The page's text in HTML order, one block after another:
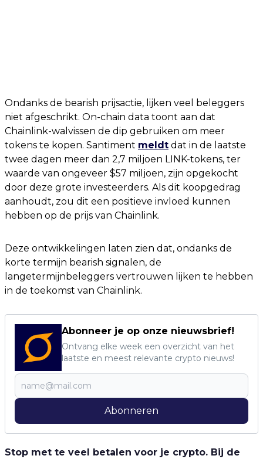
Ondanks de bearish prijsactie, lijken veel beleggers
niet afgeschrikt. On-chain data toont aan dat
Chainlink-walvissen de dip gebruiken om meer
tokens te kopen. Santiment meldt dat in de laatste
twee dagen meer dan 2,7 miljoen LINK-tokens, ter
waarde van ongeveer $57 miljoen, zijn opgekocht
door deze grote investeerders. Als dit koopgedrag
aanhoudt, zou dit een positieve invloed kunnen
hebben op de prijs van Chainlink.
Deze ontwikkelingen laten zien dat, ondanks de
korte termijn bearish signalen, de
langetermijnbeleggers vertrouwen lijken te hebben
in de toekomst van Chainlink.
Abonneer je op onze nieuwsbrief!
Ontvang elke week een overzicht van het
laatste en meest relevante crypto nieuws!
Abonneren
Stop met te veel betalen voor je crypto. Bij de